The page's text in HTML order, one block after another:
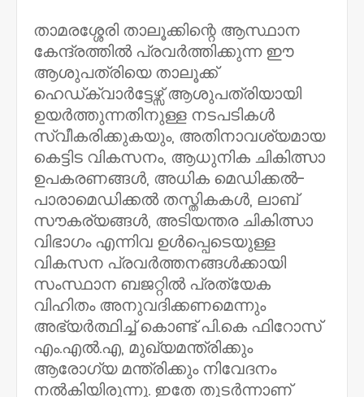
താമരശ്ശേരി താലൂക്കിന്റെ ആസ്ഥാന
കേന്ദ്രത്തിൽ പ്രവർത്തിക്കുന്ന ഈ
ആശുപത്രിയെ താലൂക്ക്
ഹെഡ്ക്വാർട്ടേഴ്സ് ആശുപത്രിയായി
ഉയർത്തുന്നതിനുള്ള നടപടികൾ
സ്വീകരിക്കുകയും, അതിനാവശ്യമായ
കെട്ടിട വികസനം, ആധുനിക ചികിത്സാ
ഉപകരണങ്ങൾ, അധിക മെഡിക്കൽ-
പാരാമെഡിക്കൽ തസ്തികകൾ, ലാബ്
സൗകര്യങ്ങൾ, അടിയന്തര ചികിത്സാ
വിഭാഗം എന്നിവ ഉൾപ്പെടെയുള്ള
വികസന പ്രവർത്തനങ്ങൾക്കായി
സംസ്ഥാന ബജറ്റിൽ പ്രത്യേക
വിഹിതം അനുവദിക്കണമെന്നും
അഭ്യർത്ഥിച്ച് കൊണ്ട് പി.കെ ഫിറോസ്
എം.എൽ.എ, മുഖ്യമന്ത്രിക്കും
ആരോഗ്യ മന്ത്രിക്കും നിവേദനം
നൽകിയിരുന്നു. ഇതേ തുടർന്നാണ്